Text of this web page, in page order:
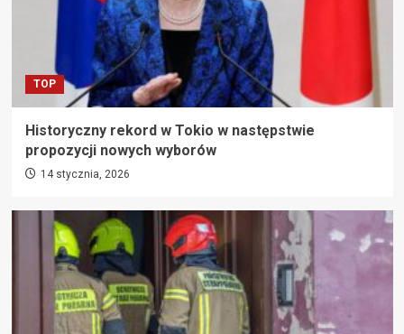
TOP
Historyczny rekord w Tokio w następstwie
propozycji nowych wyborów
14 stycznia, 2026